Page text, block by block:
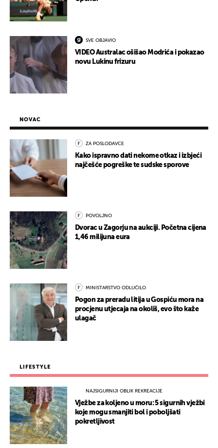
SVE OBJAVIO
VIDEO Australac ošišao Modrića i pokazao
novu Lukinu frizuru
NOVAC
ZA POSLODAVCE
Kako ispravno dati nekome otkaz i izbjeći
najčešće pogreške te sudske sporove
POVOLJNO
Dvorac u Zagorju na aukciji. Početna cijena
1,46 milijuna eura
MINISTARSTVO ODLUČILO
Pogon za preradu litija u Gospiću mora na
procjenu utjecaja na okoliš, evo što kaže
ulagač
LIFESTYLE
NAJSIGURNIJI OBLIK REKREACIJE
Vježbe za koljeno u moru: 5 sigurnih vježbi
koje mogu smanjiti bol i poboljšati
pokretljivost